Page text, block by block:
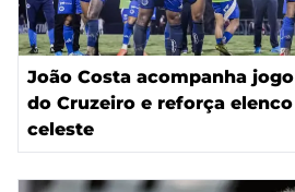
João Costa acompanha jogo
do Cruzeiro e reforça elenco
celeste